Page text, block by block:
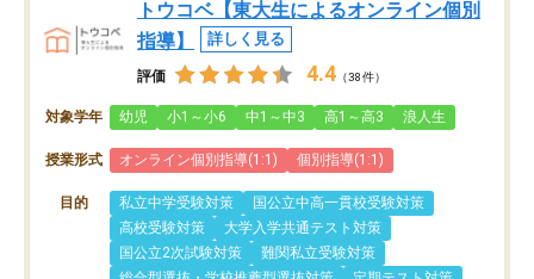
トウコベ【東大生によるオンライン個別
指導】
詳しく見る
評価 4.4 （38件）
対象学年 幼児 小1～小6 中1～中3 高1～高3 浪人生
授業形式 オンライン個別指導(1:1) 個別指導(1:1)
目的 私立中学受験対策
国公立中高一貫校受験対策
高校受験対策
大学入学共通テスト対策
国公立2次試験対策
難関私立受験対策